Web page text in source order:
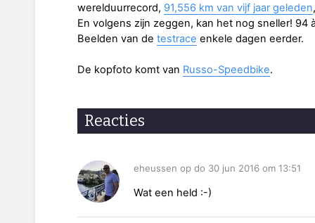
werelduurrecord, 91,556 km van vijf jaar geleden
En volgens zijn zeggen, kan het nog sneller! 94
Beelden van de testrace enkele dagen eerder.
De kopfoto komt van Russo-Speedbike.
Reacties
eheussen op do 30 jun 2016 om 13:51
Wat een held :-)